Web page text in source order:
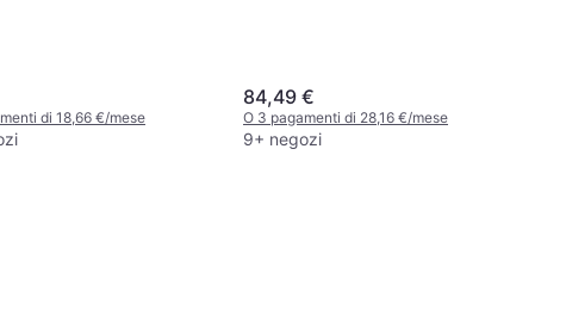
di 18,66 €/mese
84,49 €
O 3 pagamenti di 28,16 €/mese
9+ negozi